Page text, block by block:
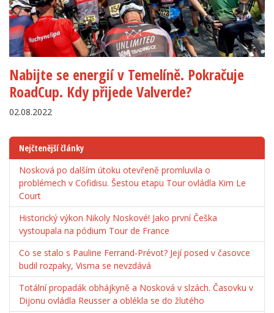
Nabijte se energií v Temelíně. Pokračuje
RoadCup. Kdy přijede Valverde?
02.08.2022
Nejčtenější články
Nosková po dalším útoku otevřeně promluvila o
problémech v Cofidisu. Šestou etapu Tour ovládla Kim Le
Court
Historický výkon Nikoly Noskové! Jako první Češka
vystoupala na pódium Tour de France
Co se stalo s Pauline Ferrand-Prévot? Její posed v časovce
budil rozpaky, Visma se nevzdává
Totální propadák obhájkyně a Nosková v slzách. Časovku v
Dijonu ovládla Reusser a oblékla se do žlutého